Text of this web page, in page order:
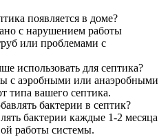
появляется в доме?
с нарушением работы
или проблемами с
использовать для септика?
с аэробными или анаэробными
типа вашего септика.
бактерии в септик?
бактерии каждые 1-2 месяца
работы системы.